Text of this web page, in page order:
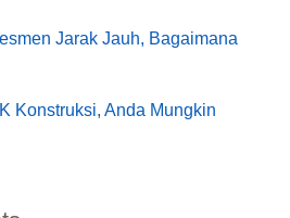
Jarak Jauh, Bagaimana
Konstruksi, Anda Mungkin